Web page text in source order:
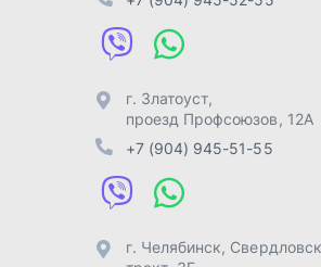
Отправить заявку
Разработка